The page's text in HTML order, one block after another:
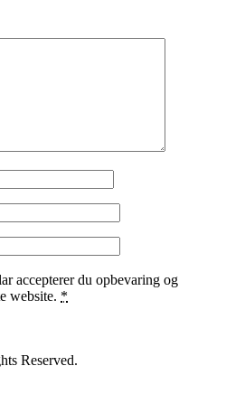
accepterer du opbevaring og
website. *
Reserved.